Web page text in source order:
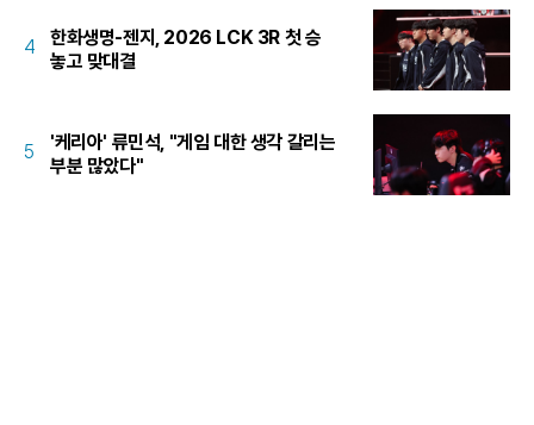
4
한화생명-젠지, 2026 LCK 3R 첫 승
놓고 맞대결
5
'케리아' 류민석, "게임 대한 생각 갈리는
부분 많았다"